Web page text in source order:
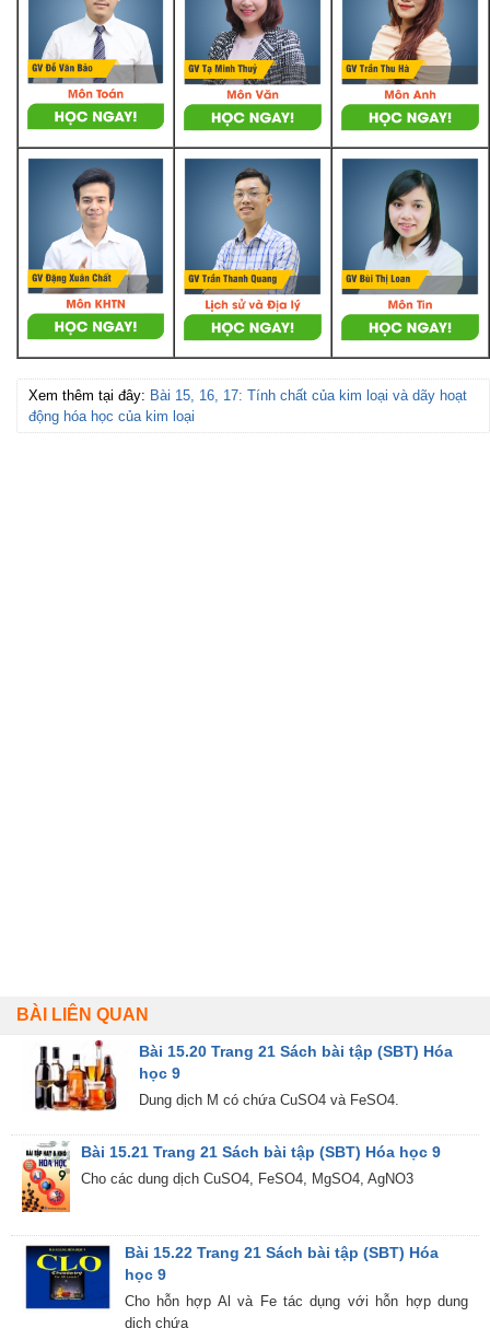
Xem thêm tại đây: Bài 15, 16, 17: Tính chất của kim loại và dãy hoạt
động hóa học của kim loại
BÀI LIÊN QUAN
Bài 15.20 Trang 21 Sách bài tập (SBT) Hóa
học 9
Dung dịch M có chứa CuSO4 và FeSO4.
Bài 15.21 Trang 21 Sách bài tập (SBT) Hóa học 9
Cho các dung dịch CuSO4, FeSO4, MgSO4, AgNO3
Bài 15.22 Trang 21 Sách bài tập (SBT) Hóa
học 9
Cho hỗn hợp Al và Fe tác dụng với hỗn hợp dung
dịch chứa